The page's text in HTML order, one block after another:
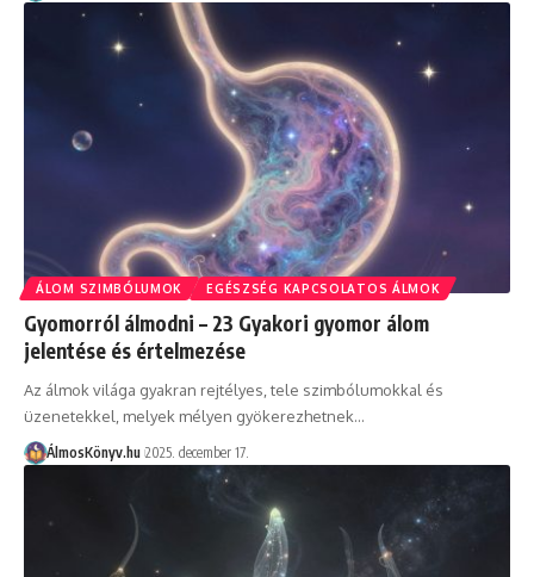
ÁLOM SZIMBÓLUMOK EGÉSZSÉG KAPCSOLATOS ÁLMOK
Gyomorról álmodni – 23 Gyakori gyomor álom
jelentése és értelmezése
Az álmok világa gyakran rejtélyes, tele szimbólumokkal és
üzenetekkel, melyek mélyen gyökerezhetnek…
ÁlmosKönyv.hu 2025. december 17.